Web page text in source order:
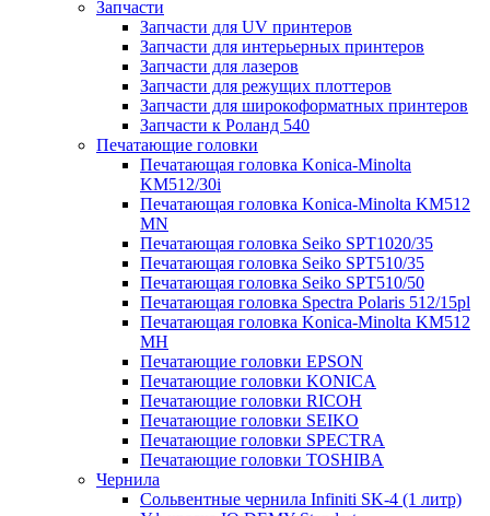
Запчасти
Запчасти для UV принтеров
Запчасти для интерьерных принтеров
Запчасти для лазеров
Запчасти для режущих плоттеров
Запчасти для широкоформатных принтеров
Запчасти к Роланд 540
Печатающие головки
Печатающая головка Konica-Minolta
KM512/30i
Печатающая головка Konica-Minolta KM512
MN
Печатающая головка Seiko SPT1020/35
Печатающая головка Seiko SPT510/35
Печатающая головка Seiko SPT510/50
Печатающая головка Spectra Polaris 512/15pl
Печатающая головка Konica-Minolta KM512
MH
Печатающие головки EPSON
Печатающие головки KONICA
Печатающие головки RICOH
Печатающие головки SEIKO
Печатающие головки SPECTRA
Печатающие головки TOSHIBA
Чернила
Сольвентные чернила Infiniti SK-4 (1 литр)